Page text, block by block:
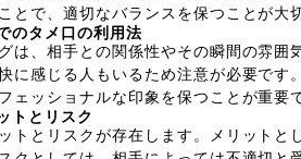
とで、適切なバランスを保つことが大
のタメ口の利用法
は、相手との関係性やその瞬間の雰
に感じる人もいるため注意が必要で
ェッショナルな印象を保つことが重要
トとリスク
トとリスクが存在します。メリット